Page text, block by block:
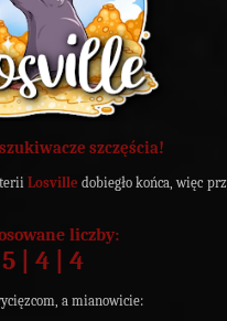
szczęścia!
Losville dobiegło końca, więc
liczby:
5 | 4 | 4
a mianowicie: